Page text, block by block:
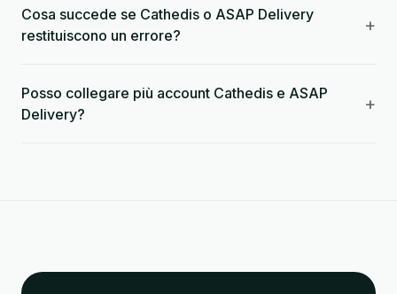
Cosa succede se Cathedis o ASAP Delivery
restituiscono un errore?
+
Posso collegare più account Cathedis e ASAP
Delivery?
+